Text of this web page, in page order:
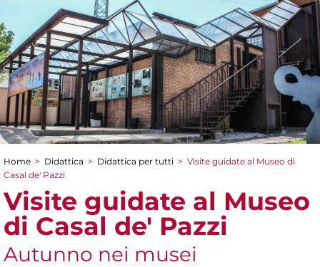
Tu sei qui
Home > Didattica > Didattica per tutti > Visite guidate al Museo di
Casal de' Pazzi
Visite guidate al Museo
di Casal de' Pazzi
Autunno nei musei